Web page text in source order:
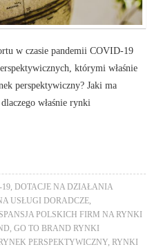
w czasie pandemii COVID-19
którymi właśnie
perspektywiczny? Jaki ma
właśnie rynki
19 ,DOTACJE NA DZIAŁANIA
USŁUGI DORADCZE
POLSKICH FIRM NA RYNKI
,GO TO BRAND RYNKI
PERSPEKTYWICZNY ,RYNKI